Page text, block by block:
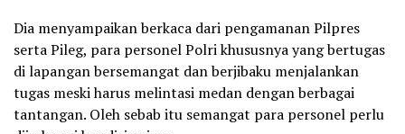
Dia menyampaikan berkaca dari pengamanan Pilpres
serta Pileg, para personel Polri khususnya yang bertugas
di lapangan bersemangat dan berjibaku menjalankan
tugas meski harus melintasi medan dengan berbagai
tantangan. Oleh sebab itu semangat para personel perlu